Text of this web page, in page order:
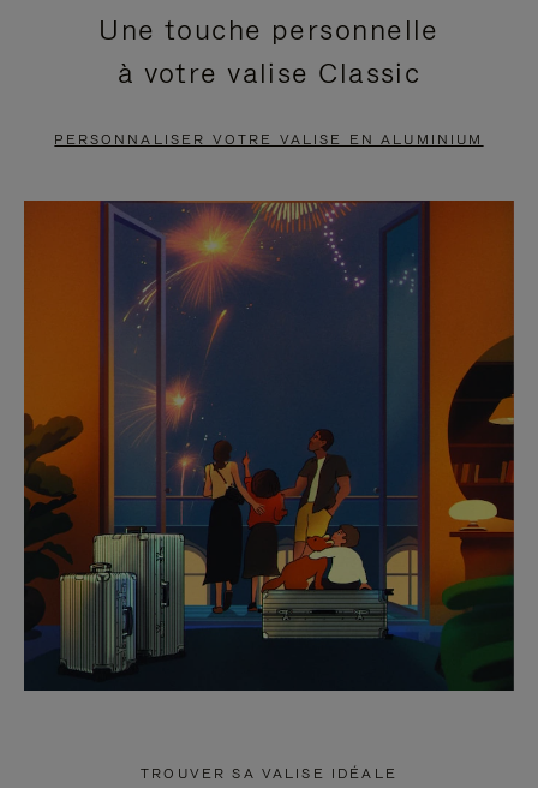
EN
PAUSE,
APPUYEZ
POUR
METTRE
PAUSE
VIDÉO
EST
DÉSACTIVÉ.
CLIQUER
POUR
RÉACTIVER
LE
SON
Une touche personnelle
à votre valise Classic
PERSONNALISER VOTRE VALISE EN ALUMINIUM
TROUVER SA VALISE IDÉALE